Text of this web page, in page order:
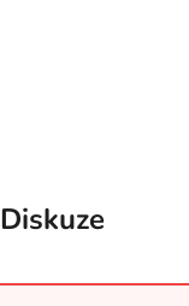
Diskuze